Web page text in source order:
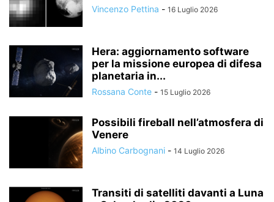
Vincenzo Pettina - 16 Luglio 2026
Hera: aggiornamento software
per la missione europea di difesa
planetaria in...
Rossana Conte - 15 Luglio 2026
Possibili fireball nell’atmosfera di
Venere
Albino Carbognani - 14 Luglio 2026
Transiti di satelliti davanti a Luna